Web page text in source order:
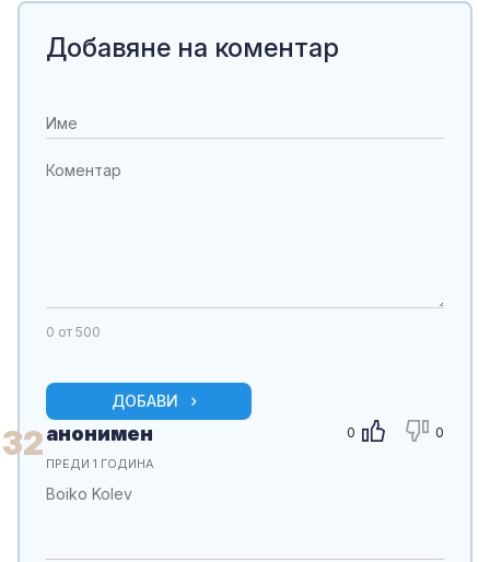
Добавяне на коментар
0 от 500
ДОБАВИ
32 0 0
анонимен
ПРЕДИ 1 ГОДИНА
Boiko Kolev